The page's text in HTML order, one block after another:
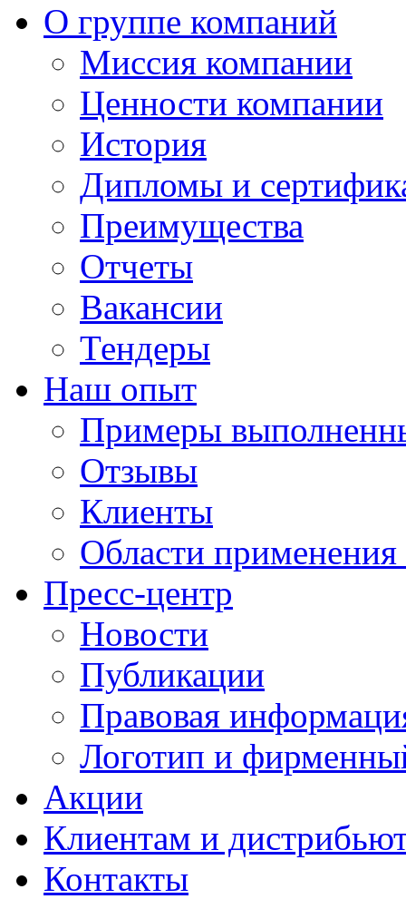
О группе компаний
Миссия компании
Ценности компании
История
Дипломы и
Преимущества
Отчеты
Вакансии
Тендеры
Наш опыт
Примеры
Отзывы
Клиенты
Области
Пресс-центр
Новости
Публикации
Правовая
Логотип и
Акции
Клиентам и
Контакты